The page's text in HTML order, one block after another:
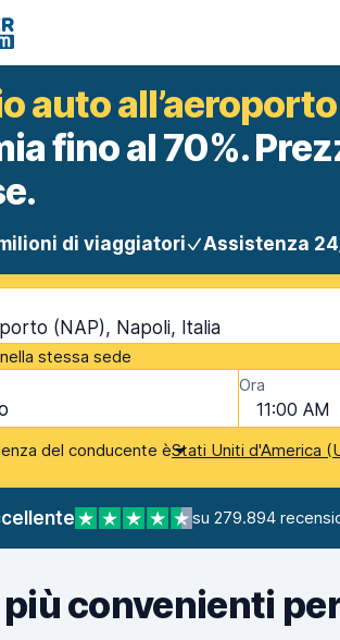
auto
fino al 70%.
di viaggiatori Assistenza
(NAP), Napoli, Italia
stessa sede
Ora
11:00 AM
del conducente èStati Uniti d'America
su 279.894
convenienti